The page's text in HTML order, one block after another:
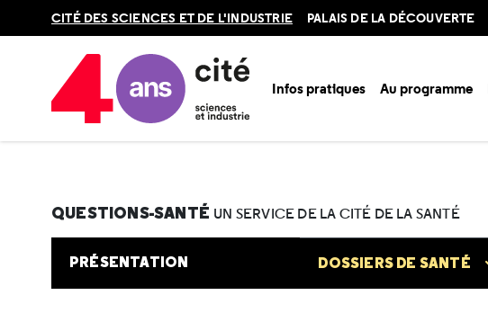
en
CITÉ DES SCIENCES ET DE L'INDUSTRIE PALAIS DE LA DÉCOUVERTE
Infos pratiques Au programme
Accueil Au programme
QUESTIONS-SANTÉ UN SERVICE DE LA CITÉ DE LA SANTÉ
PRÉSENTATION DOSSIERS DE SANTÉ